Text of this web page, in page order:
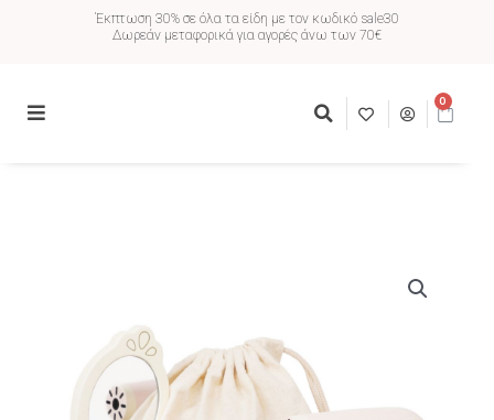
Έκπτωση 30% σε όλα τα είδη με τον κωδικό sale30
Δωρεάν μεταφορικά για αγορές άνω των 70€
0